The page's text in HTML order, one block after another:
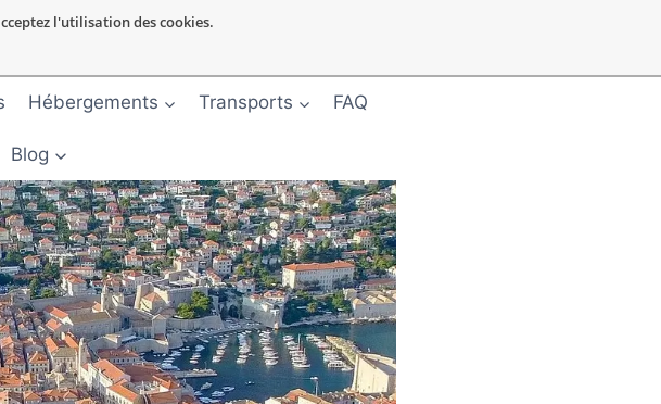
l'utilisation des cookies.
Hébergements Transports FAQ
Blog